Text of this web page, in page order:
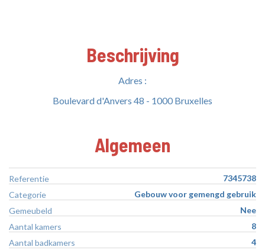
Beschrijving
Adres :
Boulevard d'Anvers 48 - 1000 Bruxelles
Algemeen
Referentie
7345738
Categorie
Gebouw voor gemengd gebruik
Gemeubeld
Nee
Aantal kamers
8
Aantal badkamers
4